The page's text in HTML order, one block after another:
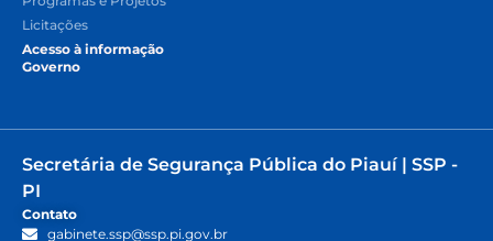
Licitações
Acesso à informação
Governo
Secretária de Segurança Pública do Piauí | SSP -
PI
Contato
gabinete.ssp@ssp.pi.gov.br